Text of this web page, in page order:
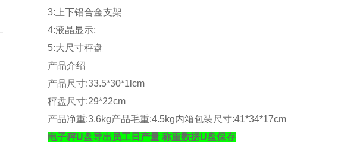
3: 上下铝合金支架
4:液晶显示;
5:大尺寸秤盘
产品介绍
产品尺寸:33.5*30*1lcm
秤盘尺寸:29*22cm
产品净重:3.6kg产品毛重:4.5kg内箱包装尺寸:41*34*17cm
电子秤U盘导出员工日产量 称重数据U盘保存